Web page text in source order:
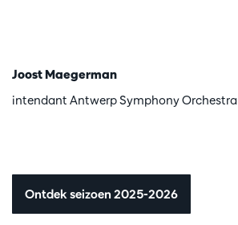
Joost Maegerman
intendant Antwerp Symphony Orchestra
Ontdek seizoen 2025-2026